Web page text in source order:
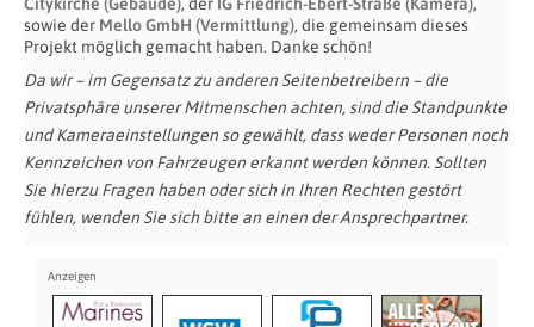
Citykirche (Gebäude), der IG Friedrich-Ebert-Straße (Kamera),
sowie der Mello GmbH (Vermittlung), die gemeinsam dieses
Projekt möglich gemacht haben. Danke schön!
Da wir – im Gegensatz zu anderen Seitenbetreibern – die
Privatsphäre unserer Mitmenschen achten, sind die Standpunkte
und Kameraeinstellungen so gewählt, dass weder Personen noch
Kennzeichen von Fahrzeugen erkannt werden können. Sollten
Sie hierzu Fragen haben oder sich in Ihren Rechten gestört
fühlen, wenden Sie sich bitte an einen der Ansprechpartner.